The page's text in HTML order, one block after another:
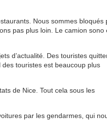
Nous sommes bloqués
pas plus loin. Le camion sono
d’actualité. Des touristes
touristes est beaucoup plus
de Nice. Tout cela sous les
par les gendarmes, qui